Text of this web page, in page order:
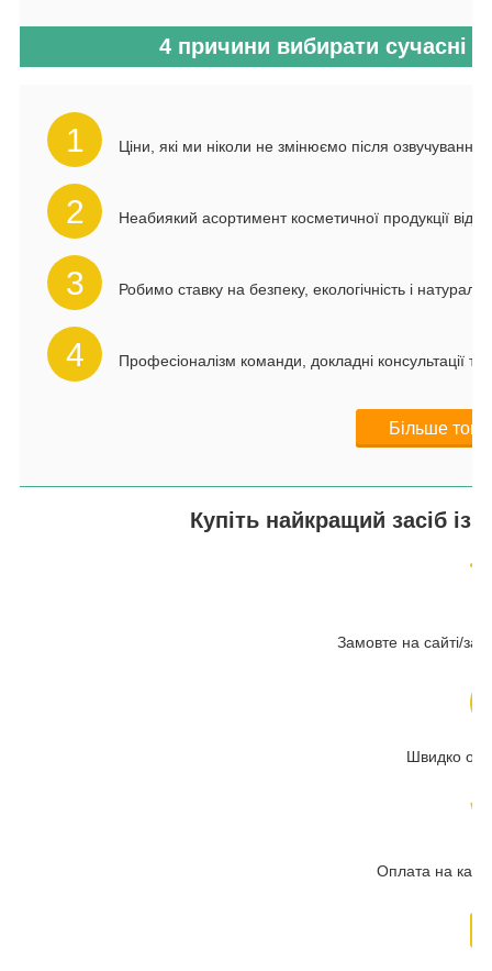
4 причини вибирати сучасні
1 Ціни, які ми ніколи не змінюємо після
2 Неабиякий асортимент косметичної продукції від
3 Робимо ставку на безпеку, екологічність і
4 Професіоналізм команди, докладні консультації та
Більше
Купіть найкращий засіб
Замовте на сайті/за
Швидко
Оплата на